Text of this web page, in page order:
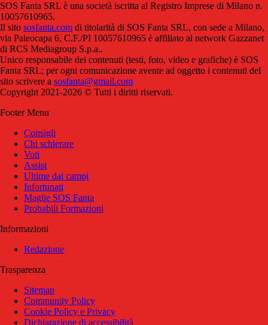
SOS Fanta SRL è una società iscritta al Registro Imprese di Milano n.
10057610965.
Il sito sosfanta.com di titolarità di SOS Fanta SRL, con sede a Milano,
via Paleocapa 6, C.F./PI 10057610965 è affiliato al network Gazzanet
di RCS Mediagroup S.p.a..
Unico responsabile dei contenuti (testi, foto, video e grafiche) è SOS
Fanta SRL; per ogni comunicazione avente ad oggetto i contenuti del
sito scrivere a sosfanta@gmail.com
Copyright 2021-2026 © Tutti i diritti riservati.
Footer Menu
Consigli
Chi schierare
Voti
Assist
Ultime dai campi
Infortunati
Maglie SOS Fanta
Probabili Formazioni
Informazioni
Redazione
Trasparenza
Sitemap
Community Policy
Cookie Policy e Privacy
Dichiarazione di accessibilità